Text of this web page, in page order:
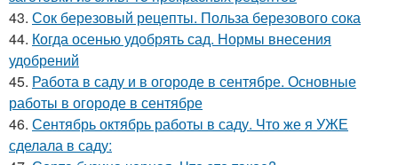
43. Сок березовый рецепты. Польза березового сока
44. Когда осенью удобрять сад. Нормы внесения
удобрений
45. Работа в саду и в огороде в сентябре. Основные
работы в огороде в сентябре
46. Сентябрь октябрь работы в саду. Что же я УЖЕ
сделала в саду: